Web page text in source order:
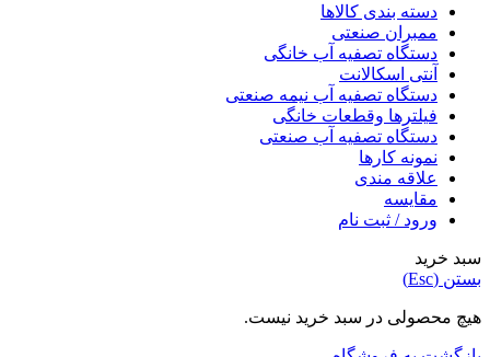
دسته بندی کالاها
ممبران صنعتی
دستگاه تصفیه آب خانگی
آنتی اسکالانت
دستگاه تصفیه آب نیمه صنعتی
فیلترها وقطعات خانگی
دستگاه تصفیه آب صنعتی
نمونه کارها
علاقه مندی
مقایسه
ورود / ثبت نام
سبد خرید
بستن (Esc)
هیچ محصولی در سبد خرید نیست.